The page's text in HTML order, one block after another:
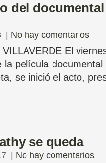
del documental
No hay comentarios
El
la película-
se inició el acto,
se queda
No hay comentarios